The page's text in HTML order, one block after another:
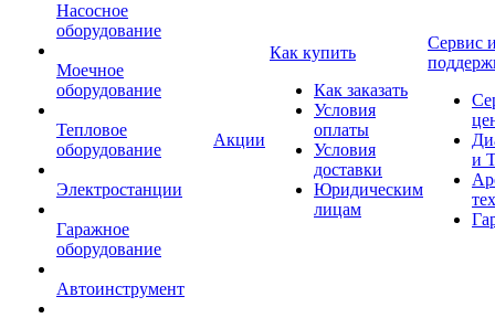
Насосное
оборудование
Моечное
оборудование
Тепловое
оборудование
Электростанции
Гаражное
оборудование
Автоинструмент
Акции
Как купить
Как заказать
Условия
оплаты
Условия
доставки
Юридическим
лицам
Сервис
и